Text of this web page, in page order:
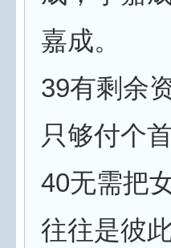
嘉成。
39有剩余
只够付个首
40无需把
往往是彼